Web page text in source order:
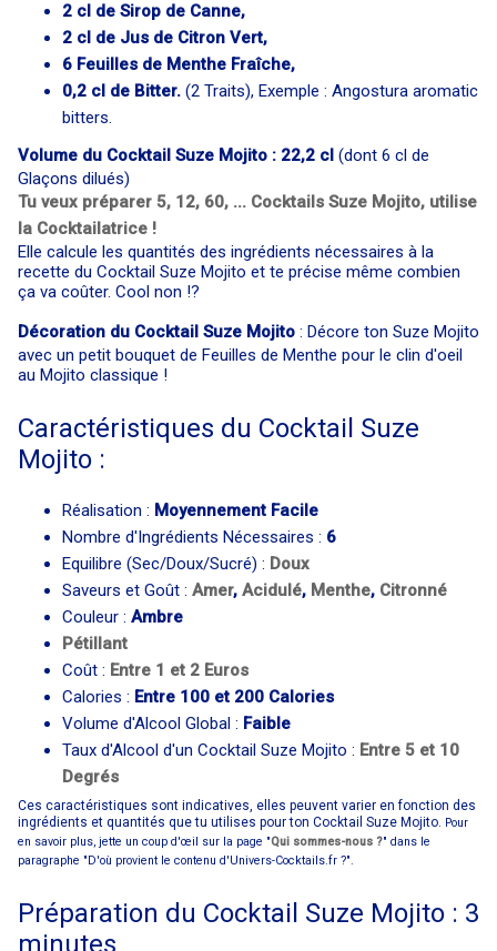
2 cl de Sirop de Canne,
2 cl de Jus de Citron Vert,
6 Feuilles de Menthe Fraîche,
0,2 cl de Bitter. (2 Traits), Exemple : Angostura aromatic
bitters.
Volume du Cocktail Suze Mojito : 22,2 cl (dont 6 cl de
Glaçons dilués)
Tu veux préparer 5, 12, 60, ... Cocktails Suze Mojito, utilise
la Cocktailatrice !
Elle calcule les quantités des ingrédients nécessaires à la
recette du Cocktail Suze Mojito et te précise même combien
ça va coûter. Cool non !?
Décoration du Cocktail Suze Mojito : Décore ton Suze Mojito
avec un petit bouquet de Feuilles de Menthe pour le clin d'oeil
au Mojito classique !
Caractéristiques du Cocktail Suze
Mojito :
Réalisation : Moyennement Facile
Nombre d'Ingrédients Nécessaires : 6
Equilibre (Sec/Doux/Sucré) : Doux
Saveurs et Goût : Amer, Acidulé, Menthe, Citronné
Couleur : Ambre
Pétillant
Coût : Entre 1 et 2 Euros
Calories : Entre 100 et 200 Calories
Volume d'Alcool Global : Faible
Taux d'Alcool d'un Cocktail Suze Mojito : Entre 5 et 10
Degrés
Ces caractéristiques sont indicatives, elles peuvent varier en fonction des
ingrédients et quantités que tu utilises pour ton Cocktail Suze Mojito. Pour
en savoir plus, jette un coup d'œil sur la page "Qui sommes-nous ?" dans le
paragraphe "D'où provient le contenu d'Univers-Cocktails.fr ?".
Préparation du Cocktail Suze Mojito : 3
minutes